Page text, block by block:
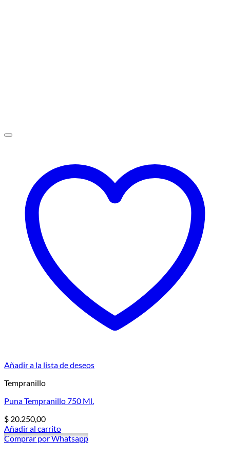
Añadir a la lista de deseos
Tempranillo
Puna Tempranillo 750 Ml.
$ 20.250,00
Añadir al carrito
Comprar por Whatsapp